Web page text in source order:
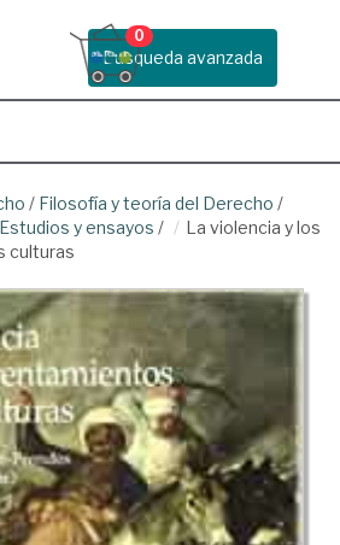
Busqueda avanzada
0
/ Filosofía y teoría del Derecho /
Estudios y ensayos /
La violencia y los
culturas